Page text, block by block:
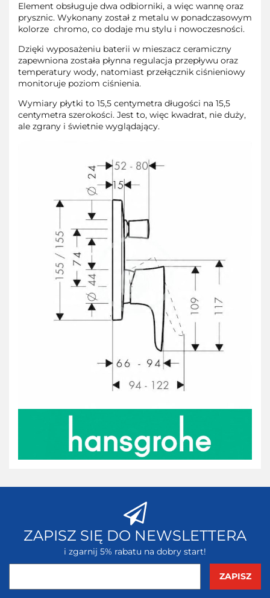
Element obsługuje dwa odbiorniki, a więc wannę oraz
prysznic. Wykonany został z metalu w ponadczasowym
kolorze chromo, co dodaje mu stylu i nowoczesności.
Dzięki wyposażeniu baterii w mieszacz ceramiczny
zapewniona została płynna regulacja przepływu oraz
temperatury wody, natomiast przełącznik ciśnieniowy
monitoruje poziom ciśnienia.
Wymiary płytki to 15,5 centymetra długości na 15,5
centymetra szerokości. Jest to, więc kwadrat, nie duży,
ale zgrany i świetnie wyglądający.
ZAPISZ SIĘ DO NEWSLETTERA
i zgarnij 5% rabatu na dobry start!